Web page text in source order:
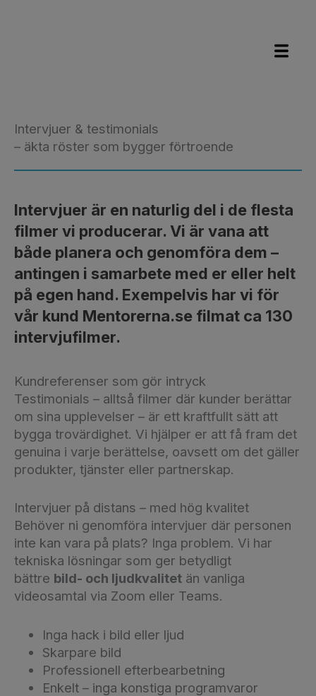
Intervjuer & testimonials
– äkta röster som bygger förtroende
Intervjuer är en naturlig del i de flesta
filmer vi producerar. Vi är vana att
både planera och genomföra dem –
antingen i samarbete med er eller helt
på egen hand. Exempelvis har vi för
vår kund Mentorerna.se filmat ca 130
intervjufilmer.
Kundreferenser som gör intryck
Testimonials – alltså filmer där kunder berättar
om sina upplevelser – är ett kraftfullt sätt att
bygga trovärdighet. Vi hjälper er att få fram det
genuina i varje berättelse, oavsett om det gäller
produkter, tjänster eller partnerskap.
Intervjuer på distans – med hög kvalitet
Behöver ni genomföra intervjuer där personen
inte kan vara på plats? Inga problem. Vi har
tekniska lösningar som ger betydligt
bättre bild- och ljudkvalitet än vanliga
videosamtal via Zoom eller Teams.
Inga hack i bild eller ljud
Skarpare bild
Professionell efterbearbetning
Enkelt – inga konstiga programvaror